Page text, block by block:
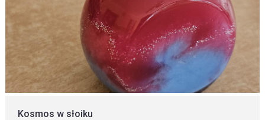
Kosmos w słoiku